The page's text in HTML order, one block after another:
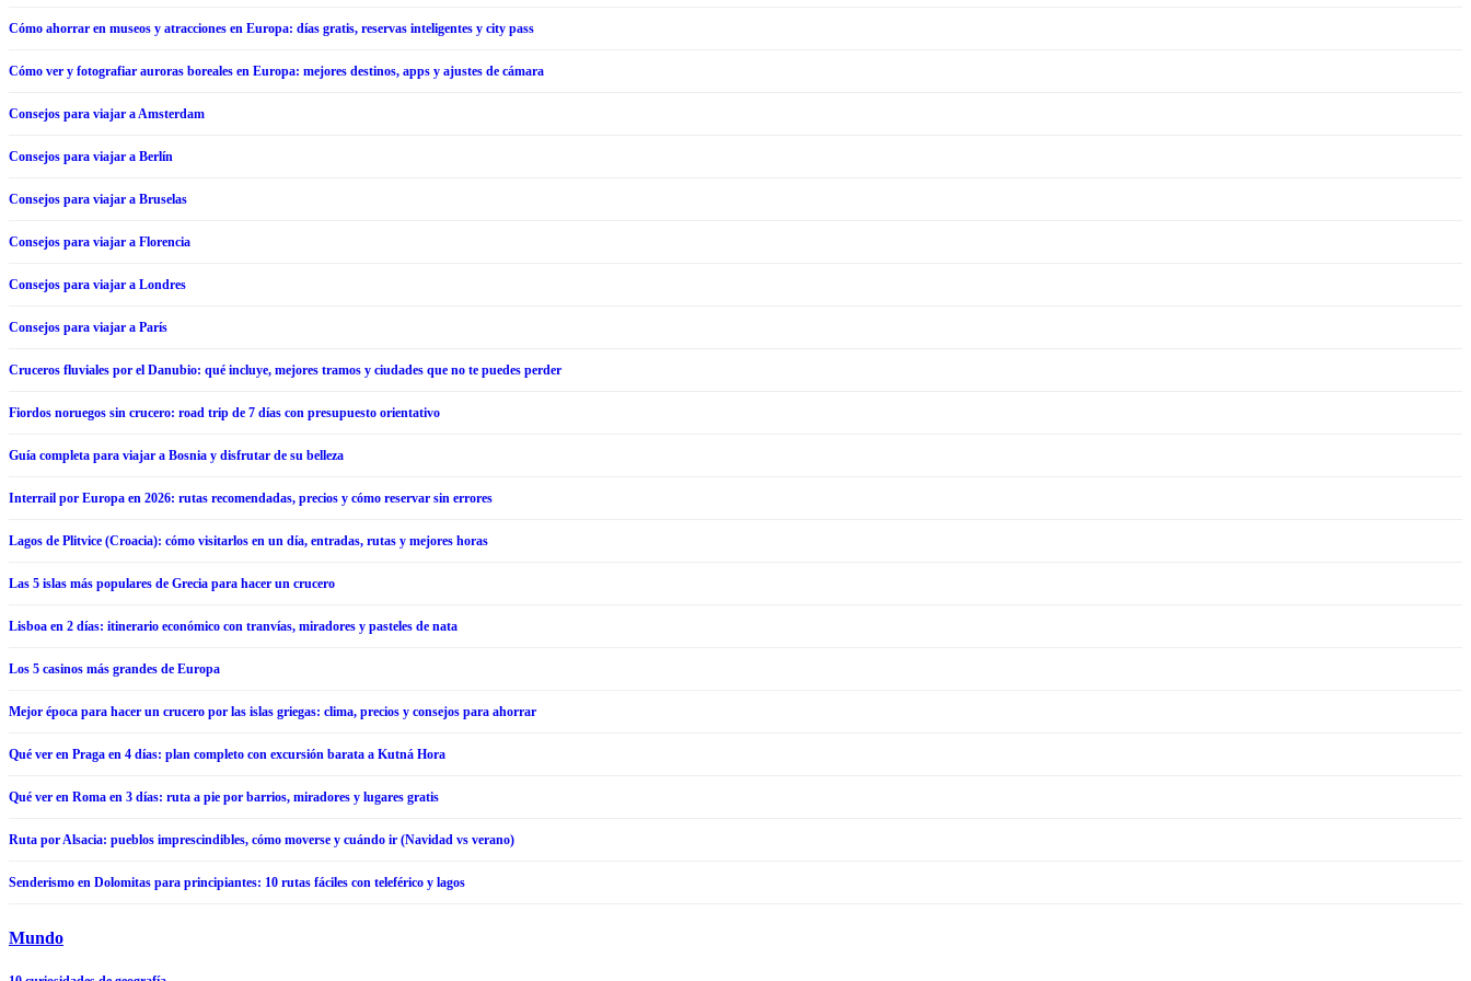
Cómo ahorrar en museos y atracciones en Europa: días gratis, reservas inteligentes y city pass
Cómo ver y fotografiar auroras boreales en Europa: mejores destinos, apps y ajustes de cámara
Consejos para viajar a Amsterdam
Consejos para viajar a Berlín
Consejos para viajar a Bruselas
Consejos para viajar a Florencia
Consejos para viajar a Londres
Consejos para viajar a París
Cruceros fluviales por el Danubio: qué incluye, mejores tramos y ciudades que no te puedes perder
Fiordos noruegos sin crucero: road trip de 7 días con presupuesto orientativo
Guía completa para viajar a Bosnia y disfrutar de su belleza
Interrail por Europa en 2026: rutas recomendadas, precios y cómo reservar sin errores
Lagos de Plitvice (Croacia): cómo visitarlos en un día, entradas, rutas y mejores horas
Las 5 islas más populares de Grecia para hacer un crucero
Lisboa en 2 días: itinerario económico con tranvías, miradores y pasteles de nata
Los 5 casinos más grandes de Europa
Mejor época para hacer un crucero por las islas griegas: clima, precios y consejos para ahorrar
Qué ver en Praga en 4 días: plan completo con excursión barata a Kutná Hora
Qué ver en Roma en 3 días: ruta a pie por barrios, miradores y lugares gratis
Ruta por Alsacia: pueblos imprescindibles, cómo moverse y cuándo ir (Navidad vs verano)
Senderismo en Dolomitas para principiantes: 10 rutas fáciles con teleférico y lagos
Mundo